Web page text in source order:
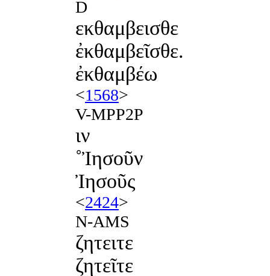
D
εκθαμβεισθε
ἐκθαμβεῖσθε.
ἐκθαμβέω
<1568>
V-MPP2P
ιν
˚Ἰησοῦν
Ἰησοῦς
<2424>
N-AMS
ζητειτε
ζητεῖτε